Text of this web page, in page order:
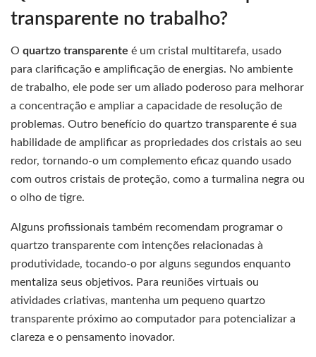
transparente no trabalho?
O quartzo transparente é um cristal multitarefa, usado
para clarificação e amplificação de energias. No ambiente
de trabalho, ele pode ser um aliado poderoso para melhorar
a concentração e ampliar a capacidade de resolução de
problemas. Outro benefício do quartzo transparente é sua
habilidade de amplificar as propriedades dos cristais ao seu
redor, tornando-o um complemento eficaz quando usado
com outros cristais de proteção, como a turmalina negra ou
o olho de tigre.
Alguns profissionais também recomendam programar o
quartzo transparente com intenções relacionadas à
produtividade, tocando-o por alguns segundos enquanto
mentaliza seus objetivos. Para reuniões virtuais ou
atividades criativas, mantenha um pequeno quartzo
transparente próximo ao computador para potencializar a
clareza e o pensamento inovador.